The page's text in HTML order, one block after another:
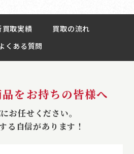
買取実績
買取の流れ
くある質問
をお持ちの皆様へ
お任せください。
る自信があります！